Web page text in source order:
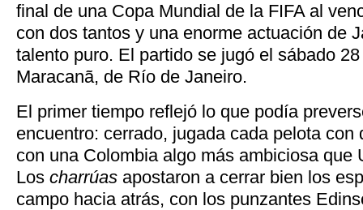
final de una Copa Mundial de la FIFA al
con dos tantos y una enorme actuación de
talento puro. El partido se jugó el sábado
Maracanã, de Río de Janeiro.
El primer tiempo reflejó lo que podía
encuentro: cerrado, jugada cada pelota con
con una Colombia algo más ambiciosa que
Los charrúas apostaron a cerrar bien los
campo hacia atrás, con los punzantes